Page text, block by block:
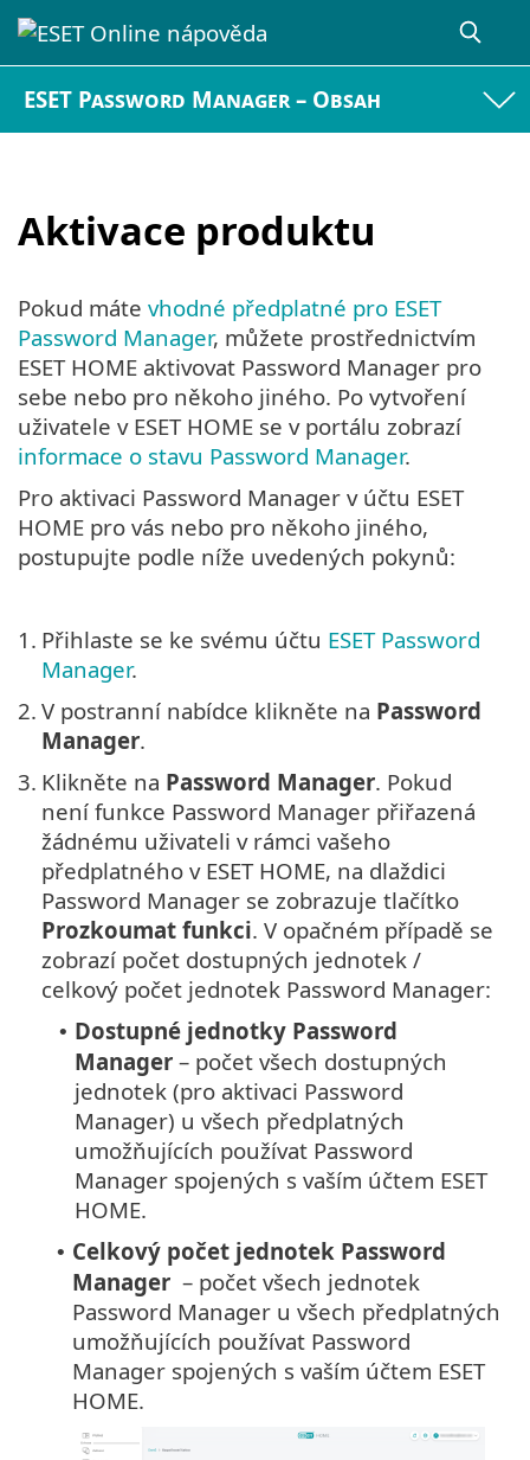
ESET Password Manager – Obsah
Aktivace produktu
Pokud máte vhodné předplatné pro ESET
Password Manager, můžete prostřednictvím
ESET HOME aktivovat Password Manager pro
sebe nebo pro někoho jiného. Po vytvoření
uživatele v ESET HOME se v portálu zobrazí
informace o stavu Password Manager.
Pro aktivaci Password Manager v účtu ESET
HOME pro vás nebo pro někoho jiného,
postupujte podle níže uvedených pokynů:
1. Přihlaste se ke svému účtu ESET Password
Manager.
2. V postranní nabídce klikněte na Password
Manager.
3. Klikněte na Password Manager. Pokud
není funkce Password Manager přiřazená
žádnému uživateli v rámci vašeho
předplatného v ESET HOME, na dlaždici
Password Manager se zobrazuje tlačítko
Prozkoumat funkci. V opačném případě se
zobrazí počet dostupných jednotek /
celkový počet jednotek Password Manager:
• Dostupné jednotky Password
Manager –⁠ počet všech dostupných
jednotek (pro aktivaci Password
Manager) u všech předplatných
umožňujících používat Password
Manager spojených s vaším účtem ESET
HOME.
• Celkový počet jednotek Password
Manager –⁠ počet všech jednotek
Password Manager u všech předplatných
umožňujících používat Password
Manager spojených s vaším účtem ESET
HOME.